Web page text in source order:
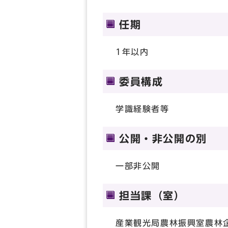
任期
1年以内
委員構成
学識経験者等
公開・非公開の別
一部非公開
担当課（室）
産業観光局農林振興室農林